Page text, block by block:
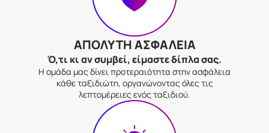
ΑΠΟΛΥΤΗ ΑΣΦΑΛΕΙΑ
Ό,τι κι αν συμβεί, είμαστε δίπλα σας.
Η ομάδα μας δίνει προτεραιότητα στην ασφάλεια
κάθε ταξιδιώτη, οργανώνοντας όλες τις
λεπτομέρειες ενός ταξιδιού.